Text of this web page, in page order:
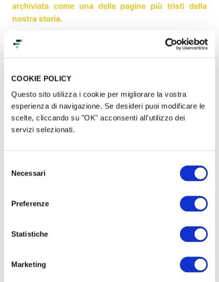
COOKIE POLICY
Questo sito utilizza i cookie per migliorare la vostra
esperienza di navigazione. Se desideri puoi modificare le
scelte, cliccando su "OK" acconsenti all'utilizzo dei
servizi selezionati.
delNecessari
Preferenze
Statistiche
Marketing
archiviata come una delle pagine più tristi della
nostra storia.